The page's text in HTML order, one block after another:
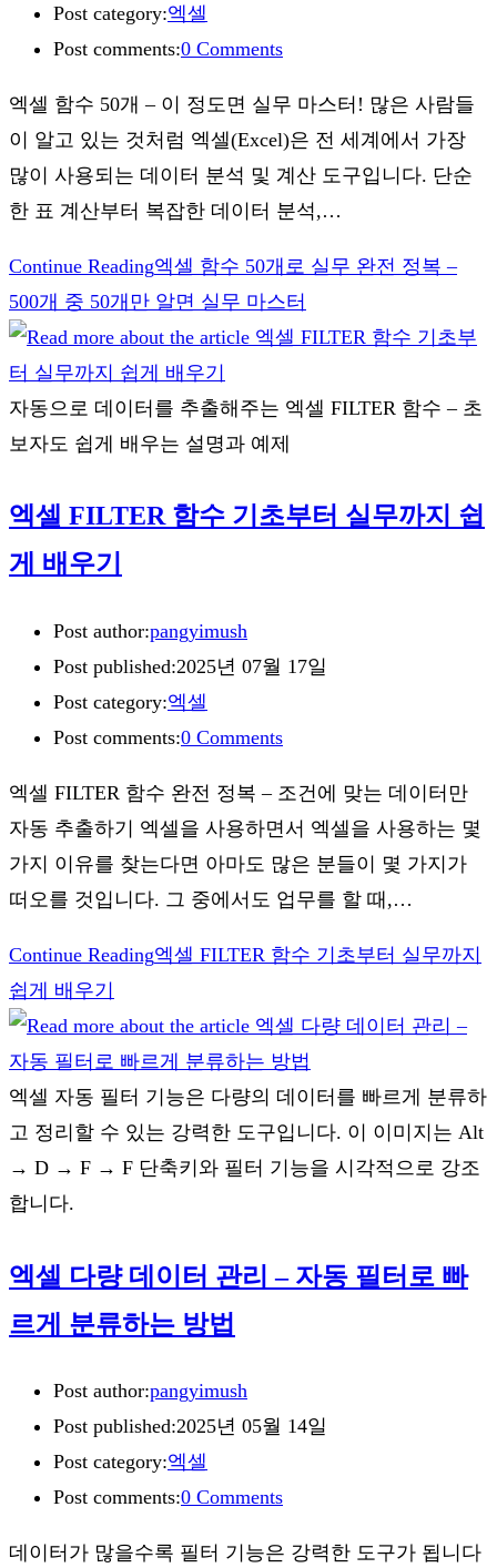
Post category:엑셀
Post comments:0 Comments
엑셀 함수 50개 – 이 정도면 실무 마스터! 많은 사람들
이 알고 있는 것처럼 엑셀(Excel)은 전 세계에서 가장
많이 사용되는 데이터 분석 및 계산 도구입니다. 단순
한 표 계산부터 복잡한 데이터 분석,…
Continue Reading엑셀 함수 50개로 실무 완전 정복 –
500개 중 50개만 알면 실무 마스터
자동으로 데이터를 추출해주는 엑셀 FILTER 함수 – 초
보자도 쉽게 배우는 설명과 예제
엑셀 FILTER 함수 기초부터 실무까지 쉽
게 배우기
Post author:pangyimush
Post published:2025년 07월 17일
Post category:엑셀
Post comments:0 Comments
엑셀 FILTER 함수 완전 정복 – 조건에 맞는 데이터만
자동 추출하기 엑셀을 사용하면서 엑셀을 사용하는 몇
가지 이유를 찾는다면 아마도 많은 분들이 몇 가지가
떠오를 것입니다. 그 중에서도 업무를 할 때,…
Continue Reading엑셀 FILTER 함수 기초부터 실무까지
쉽게 배우기
엑셀 자동 필터 기능은 다량의 데이터를 빠르게 분류하
고 정리할 수 있는 강력한 도구입니다. 이 이미지는 Alt
→ D → F → F 단축키와 필터 기능을 시각적으로 강조
합니다.
엑셀 다량 데이터 관리 – 자동 필터로 빠
르게 분류하는 방법
Post author:pangyimush
Post published:2025년 05월 14일
Post category:엑셀
Post comments:0 Comments
데이터가 많을수록 필터 기능은 강력한 도구가 됩니다